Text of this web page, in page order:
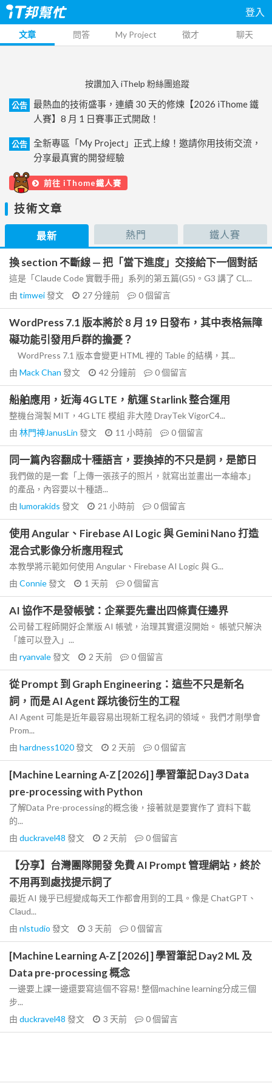
登入
文章 問答 My Project 徵才 聊天
按讚加入 iThelp 粉絲團追蹤
公告
最熱血的技術盛事，連續 30 天的修煉【2026 iThome 鐵
人賽】8 月 1 日賽事正式開啟！
公告
全新專區「My Project」正式上線！邀請你用技術交流，
分享最真實的開發經驗
前往 iThome鐵人賽
技術文章
最新 熱門 鐵人賽
換 section 不斷線 — 把「當下進度」交接給下一個對話
這是「Claude Code 實戰手冊」系列的第五篇(G5)。G3 講了 CL...
由 timwei發文 27 分鐘前 0個留言
WordPress 7.1 版本將於 8 月 19 日發布，其中表格無障
礙功能引發用戶群的擔憂？
WordPress 7.1 版本會變更 HTML 裡的 Table 的結構，其...
由 Mack Chan 發文 42 分鐘前 0個留言
船舶應用，近海 4G LTE，航運 Starlink 整合運用
整機台灣製 MIT，4G LTE 模組 非大陸 DrayTek VigorC4...
由 林門神JanusLin 發文 11 小時前 0個留言
同一篇內容翻成十種語言，要換掉的不只是詞，是節日
我們做的是一套「上傳一張孩子的照片，就寫出並畫出一本繪本」
的產品，內容要以十種語...
由 lumorakids 發文 21 小時前 0個留言
使用 Angular、Firebase AI Logic 與 Gemini Nano 打造
混合式影像分析應用程式
本教學將示範如何使用 Angular、Firebase AI Logic 與 G...
由 Connie發文 1 天前 0個留言
AI 協作不是發帳號：企業要先畫出四條責任邊界
公司替工程師開好企業版 AI 帳號，治理其實還沒開始。 帳號只解決
「誰可以登入」...
由 ryanvale發文 2 天前 0個留言
從 Prompt 到 Graph Engineering：這些不只是新名
詞，而是 AI Agent 踩坑後衍生的工程
AI Agent 可能是近年最容易出現新工程名詞的領域。 我們才剛學會
Prom...
由 hardness1020發文 2 天前 0個留言
[Machine Learning A-Z [2026] ] 學習筆記 Day3 Data
pre-processing with Python
了解Data Pre-processing的概念後，接著就是要實作了 資料下載
的...
由 duckravel48 發文 2 天前 0個留言
【分享】台灣團隊開發 免費 AI Prompt 管理網站，終於
不用再到處找提示詞了
最近 AI 幾乎已經變成每天工作都會用到的工具。像是 ChatGPT、
Claud...
由 nlstudio 發文 3 天前 0個留言
[Machine Learning A-Z [2026] ] 學習筆記 Day2 ML 及
Data pre-processing 概念
一邊要上課一邊還要寫這個不容易! 整個machine learning分成三個
步...
由 duckravel48 發文 3 天前 0個留言